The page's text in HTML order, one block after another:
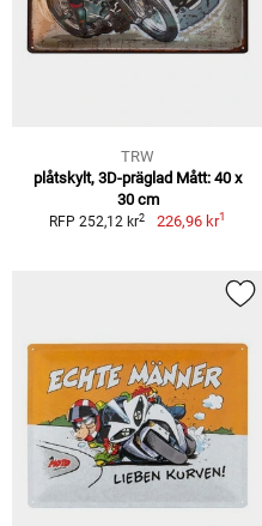
TRW
plåtskylt, 3D-präglad Mått: 40 x
30 cm
RFP 252,12 kr2 226,96 kr1